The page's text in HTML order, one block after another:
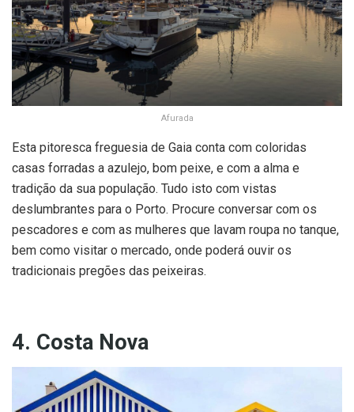
Afurada
Esta pitoresca freguesia de Gaia conta com coloridas
casas forradas a azulejo, bom peixe, e com a alma e
tradição da sua população. Tudo isto com vistas
deslumbrantes para o Porto. Procure conversar com os
pescadores e com as mulheres que lavam roupa no tanque,
bem como visitar o mercado, onde poderá ouvir os
tradicionais pregões das peixeiras.
4. Costa Nova